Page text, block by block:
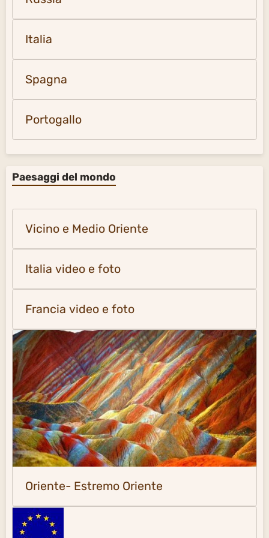
Italia
Spagna
Portogallo
Paesaggi del mondo
Vicino e Medio Oriente
Italia video e foto
Francia video e foto
Oriente- Estremo Oriente